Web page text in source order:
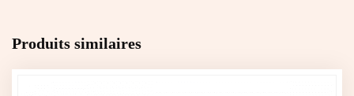
Produits similaires